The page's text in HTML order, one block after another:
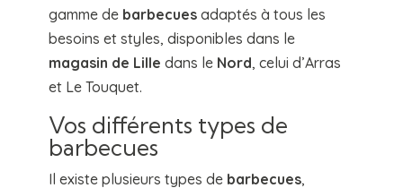
gamme de barbecuesadaptés à tous les
besoins et styles, disponibles dans le
magasin de Lille dans le Nord, celui d’Arras
et Le Touquet.
Vos différents types de
barbecues
Il existe plusieurs types de barbecues,